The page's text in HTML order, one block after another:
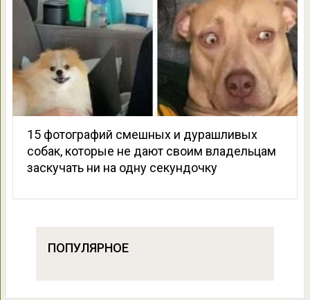
15 фотографий смешных и дурашливых
собак, которые не дают своим владельцам
заскучать ни на одну секундочку
ПОПУЛЯРНОЕ